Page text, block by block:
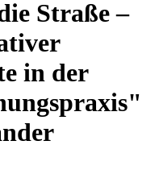
Straße –
in der